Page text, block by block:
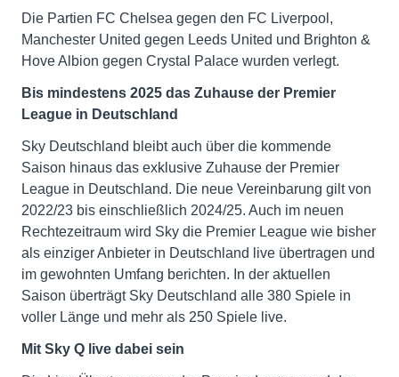
Die Partien FC Chelsea gegen den FC Liverpool,
Manchester United gegen Leeds United und Brighton &
Hove Albion gegen Crystal Palace wurden verlegt.
Bis mindestens 2025 das Zuhause der Premier
League in Deutschland
Sky Deutschland bleibt auch über die kommende
Saison hinaus das exklusive Zuhause der Premier
League in Deutschland. Die neue Vereinbarung gilt von
2022/23 bis einschließlich 2024/25. Auch im neuen
Rechtezeitraum wird Sky die Premier League wie bisher
als einziger Anbieter in Deutschland live übertragen und
im gewohnten Umfang berichten. In der aktuellen
Saison überträgt Sky Deutschland alle 380 Spiele in
voller Länge und mehr als 250 Spiele live.
Mit Sky Q live dabei sein